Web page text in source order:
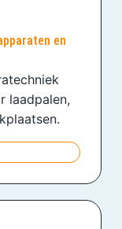
en
laadpalen,